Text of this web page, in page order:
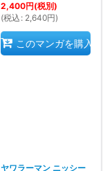
2,400円(税別)
(税込 : 2,640円)
このマンガを購入
ヤワラーマン ニッシー